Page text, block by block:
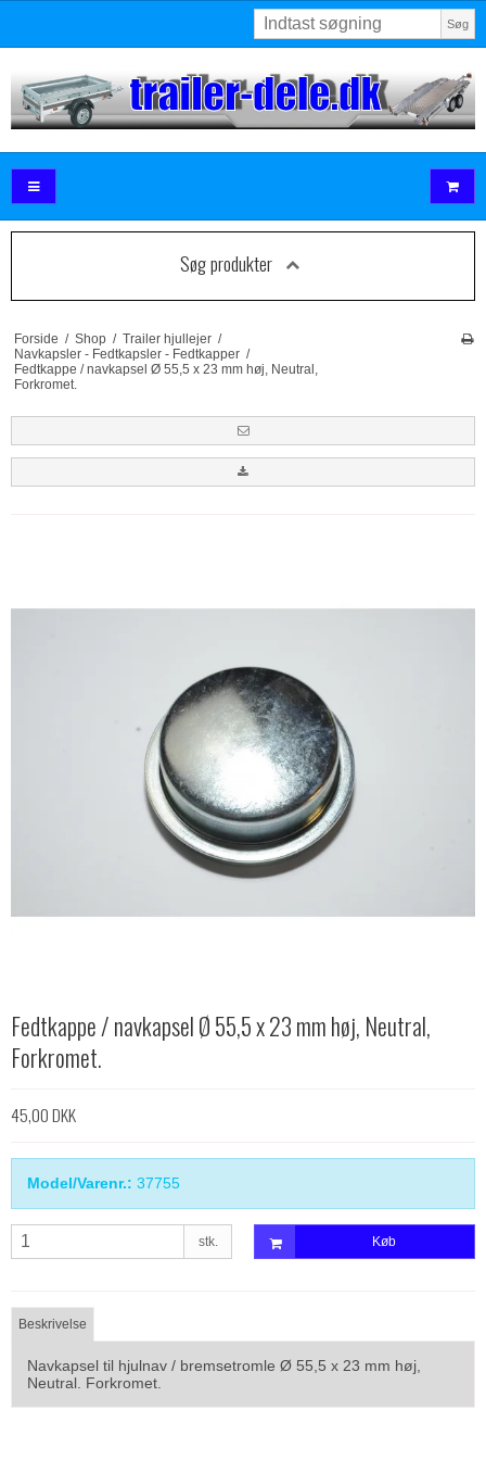
Søg
Søg produkter
Forside / Shop / Trailer hjullejer /
Navkapsler - Fedtkapsler - Fedtkapper /
Fedtkappe / navkapsel Ø 55,5 x 23 mm høj, Neutral,
Forkromet.
Fedtkappe / navkapsel Ø 55,5 x 23 mm høj, Neutral,
Forkromet.
45,00 DKK
Model/Varenr.: 37755
stk. Køb
Beskrivelse
Navkapsel til hjulnav / bremsetromle Ø 55,5 x 23 mm høj,
Neutral. Forkromet.